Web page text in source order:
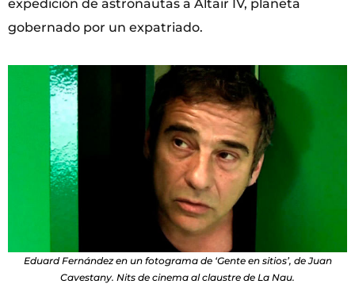
expedición de astronautas a Altair IV, planeta
gobernado por un expatriado.
Eduard Fernández en un fotograma de ‘Gente en sitios’, de Juan
Cavestany. Nits de cinema al claustre de La Nau.